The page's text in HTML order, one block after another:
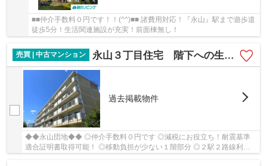
■■仲介手数料０円です！！(^^)■■ 諸費用対応！『永山』駅まで遊歩道
徒歩5分！生活関連施設が充実！前面棟無し！
売買 | 中古マンション 永山３丁目住宅 階下への生活音を気にしない暮らし！
過去掲載物件
◆◆永山団地◆◆ ◎仲介手数料０円です ◎減税にお役立ち！耐震基準
適合証明書取得可能！ ◎移動負担が少ない１階部分 ◎２駅２路線利用